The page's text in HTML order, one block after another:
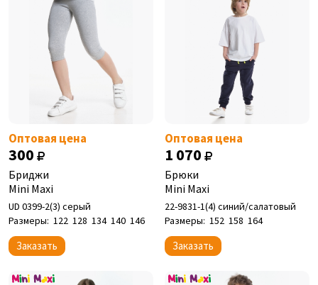
Оптовая цена
300
Бриджи
Mini Maxi
UD 0399-2(3) серый
Размеры: 122 128 134 140 146
Заказать
Оптовая цена
1 070
Брюки
Mini Maxi
22-9831-1(4) синий/салатовый
Размеры: 152 158 164
Заказать